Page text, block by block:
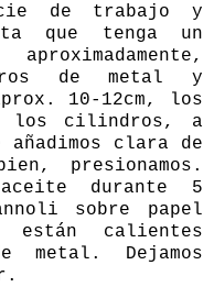
de trabajo y
que tenga un
de metal y
10-12cm, los
los cilindros, a
clara de
presionamos.
aceite durante 5
sobre papel
están calientes
metal. Dejamos